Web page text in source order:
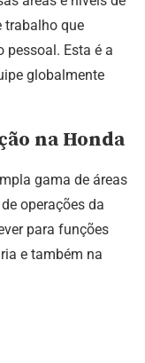
trabalho que
pessoal. Esta é a
globalmente
na Honda
gama de áreas
operações da
para funções
e também na